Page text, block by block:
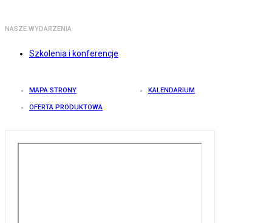
NASZE WYDARZENIA
Szkolenia i konferencje
MAPA STRONY KALENDARIUM
OFERTA PRODUKTOWA